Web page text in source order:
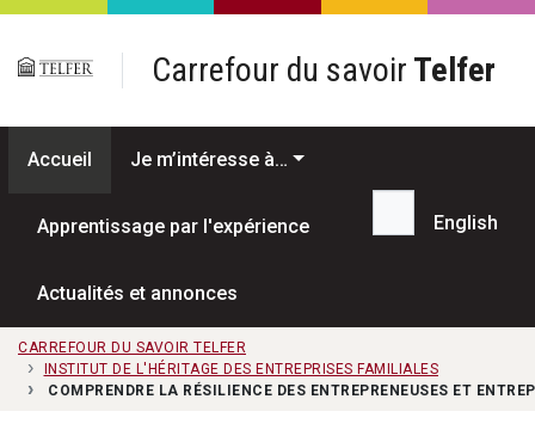
Passer au contenu principal
Carrefour du savoir Telfer
Accueil Je m’intéresse à…
Apprentissage par l'expérience
Actualités et annonces
Recherche...
English
CARREFOUR DU SAVOIR TELFER
INSTITUT DE L'HÉRITAGE DES ENTREPRISES FAMILIALES
COMPRENDRE LA RÉSILIENCE DES ENTREPRENEUSES ET